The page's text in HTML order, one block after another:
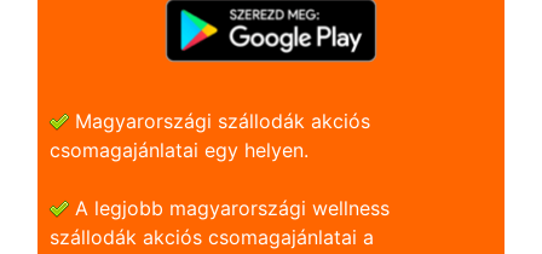
Magyarországi szállodák akciós
csomagajánlatai egy helyen.
A legjobb magyarországi wellness
szállodák akciós csomagajánlatai a